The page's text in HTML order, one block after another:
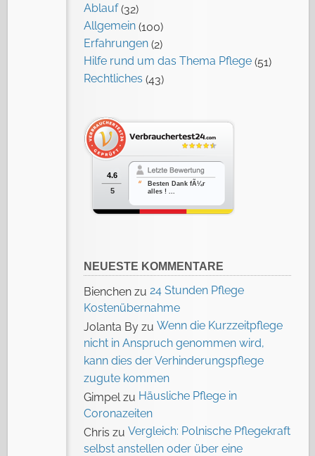
Ablauf(32)
Allgemein (100)
Erfahrungen (2)
Hilfe rund um das Thema Pflege (51)
Rechtliches (43)
4.6
5
Besten Dank fÃ¼r
alles ! ...
NEUESTE KOMMENTARE
Bienchen zu 24 Stunden Pflege
Kostenübernahme
Jolanta By zu Wenn die Kurzzeitpflege
nicht in Anspruch genommen wird,
kann dies der Verhinderungspflege
zugute kommen
Gimpel zu Häusliche Pflege in
Coronazeiten
Chris zu Vergleich: Polnische Pflegekraft
selbst anstellen oder über eine